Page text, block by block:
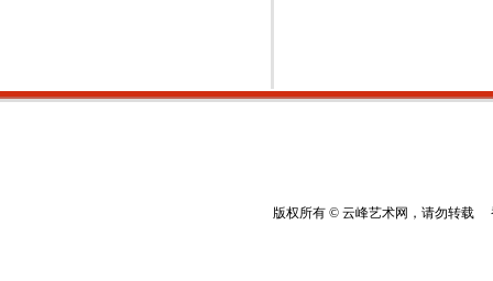
版权所有 © 云峰艺术网，请勿转载